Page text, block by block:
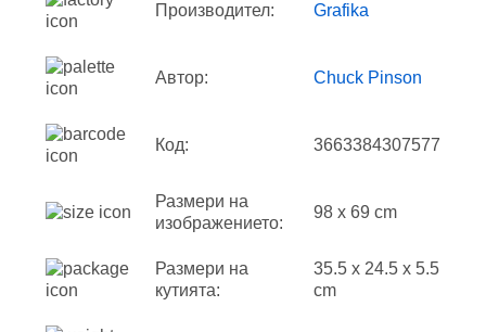
Производител: Grafika
Автор: Chuck Pinson
Код: 3663384307577
Размери на
изображението:
98 x 69 cm
Размери на
кутията:
35.5 x 24.5 x 5.5
cm